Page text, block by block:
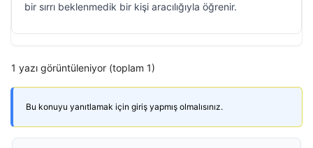
bir sırrı beklenmedik bir kişi aracılığıyla öğrenir.
1 yazı görüntüleniyor (toplam 1)
Bu konuyu yanıtlamak için giriş yapmış olmalısınız.